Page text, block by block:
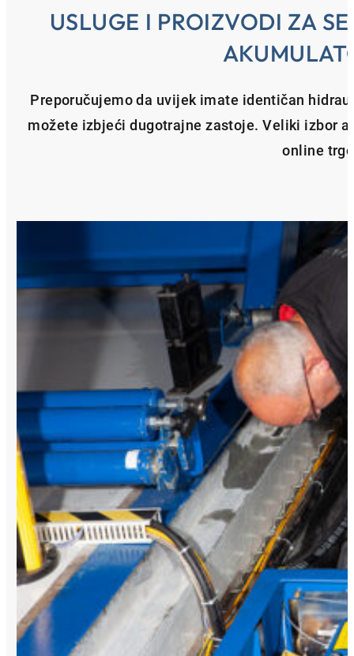
USLUGE I PROIZVODI ZA
Preporučujemo da uvijek imate identičan
možete izbjeći dugotrajne zastoje. Veliki izbor
online